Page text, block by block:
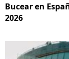
Bucear en
2026